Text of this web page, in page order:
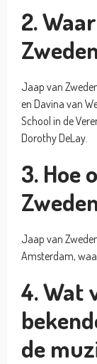
2.
Jaap van
en Davina van
School in de
Dorothy DeLay.
3. Hoe
Jaap van
Amsterdam,
4. Wat
de